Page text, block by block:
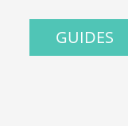
GUIDES